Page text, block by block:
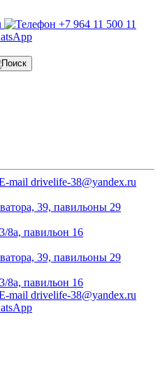
+7 964 11 500 11
drivelife-38@yandex.ru
39, павильоны 29
8а, павильон 16
39, павильоны 29
8а, павильон 16
drivelife-38@yandex.ru